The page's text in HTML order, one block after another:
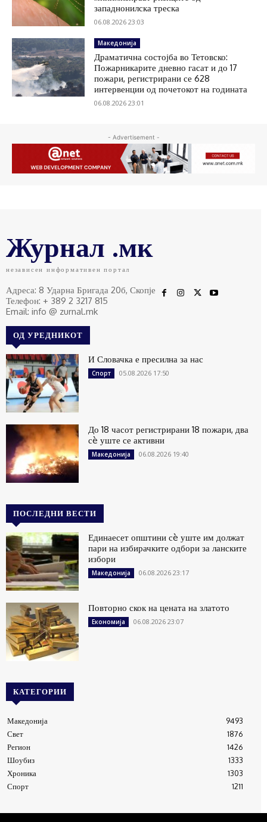
западнонилска треска
06.08.2026 23:03
Македонија
Драматична состојба во Тетовско:
Пожарникарите дневно гасат и до 17
пожари, регистрирани се 628
интервенции од почетокот на годината
06.08.2026 23:01
- Advertisement -
Журнал .мк
независен информативен портал
Адреса: 8 Ударна Бригада 20б, Скопје
Телефон: + 389 2 3217 815
Email: info @ zurnal.mk
ОД УРЕДНИКОТ
И Словачка е пресилна за нас
Спорт 05.08.2026 17:50
До 18 часот регистрирани 18 пожари, два
сè уште се активни
Македонија 06.08.2026 19:40
ПОСЛЕДНИ ВЕСТИ
Единаесет општини сè уште им должат
пари на избирачките одбори за ланските
избори
Македонија 06.08.2026 23:17
Повторно скок на цената на златото
Економија 06.08.2026 23:07
КАТЕГОРИИ
Македонија
9493
Свет
1876
Регион
1426
Шоубиз
1333
Хроника
1303
Спорт
1211